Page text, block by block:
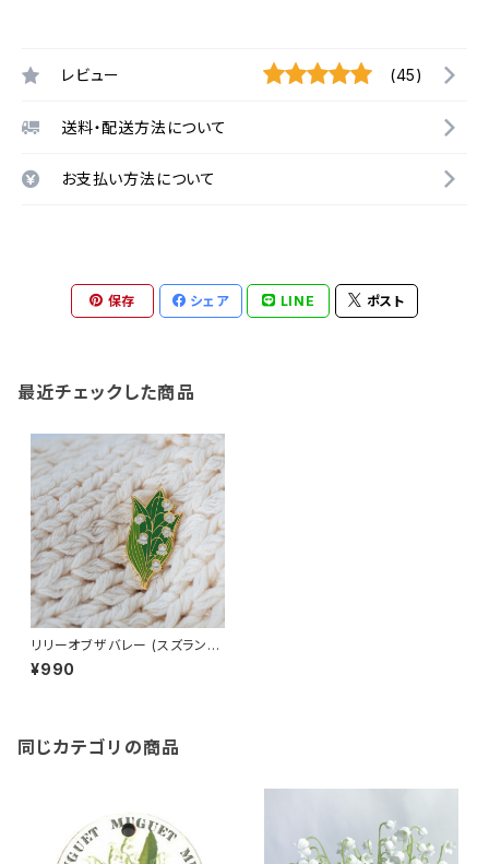
レビュー (45)
送料・配送方法について
お支払い方法について
保存 シェア LINE ポスト
最近チェックした商品
リリーオブザバレー (スズラン)
ピンバッジ Lily of the valley
¥990
同じカテゴリの商品